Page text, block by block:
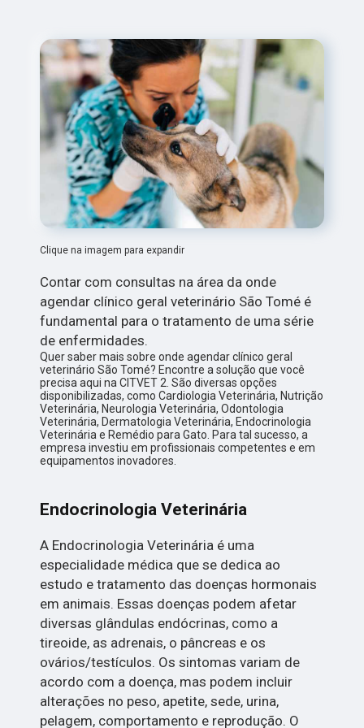
Clique na imagem para expandir
Contar com consultas na área da onde
agendar clínico geral veterinário São Tomé é
fundamental para o tratamento de uma série
de enfermidades.
Quer saber mais sobre onde agendar clínico geral
veterinário São Tomé? Encontre a solução que você
precisa aqui na CITVET 2. São diversas opções
disponibilizadas, como Cardiologia Veterinária, Nutrição
Veterinária, Neurologia Veterinária, Odontologia
Veterinária, Dermatologia Veterinária, Endocrinologia
Veterinária e Remédio para Gato. Para tal sucesso, a
empresa investiu em profissionais competentes e em
equipamentos inovadores.
Endocrinologia Veterinária
A Endocrinologia Veterinária é uma
especialidade médica que se dedica ao
estudo e tratamento das doenças hormonais
em animais. Essas doenças podem afetar
diversas glândulas endócrinas, como a
tireoide, as adrenais, o pâncreas e os
ovários/testículos. Os sintomas variam de
acordo com a doença, mas podem incluir
alterações no peso, apetite, sede, urina,
pelagem, comportamento e reprodução. O